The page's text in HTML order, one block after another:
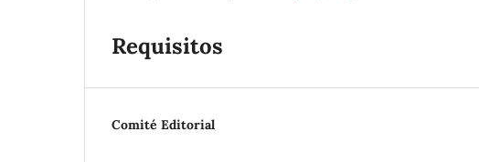
Requisitos
Comité Editorial